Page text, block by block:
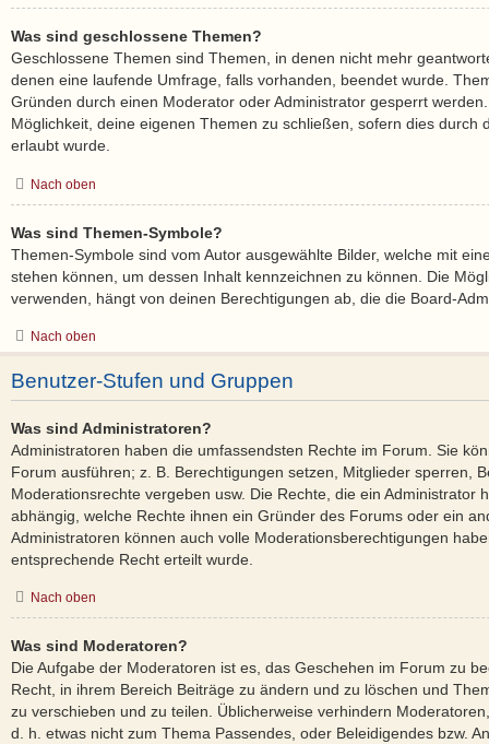
Was sind geschlossene Themen?
Geschlossene Themen sind Themen, in denen nicht mehr
denen eine laufende Umfrage, falls vorhanden, beendet wurde.
Gründen durch einen Moderator oder Administrator gesperrt
Möglichkeit, deine eigenen Themen zu schließen, sofern dies durch
erlaubt wurde.
Nach oben
Was sind Themen-Symbole?
Themen-Symbole sind vom Autor ausgewählte Bilder, welche mit
stehen können, um dessen Inhalt kennzeichnen zu können. Die
verwenden, hängt von deinen Berechtigungen ab, die die Board-
Nach oben
Benutzer-Stufen und Gruppen
Was sind Administratoren?
Administratoren haben die umfassendsten Rechte im Forum. Sie
Forum ausführen; z. B. Berechtigungen setzen, Mitglieder sperren,
Moderationsrechte vergeben usw. Die Rechte, die ein Administrator
abhängig, welche Rechte ihnen ein Gründer des Forums oder ein
Administratoren können auch volle Moderationsberechtigungen
entsprechende Recht erteilt wurde.
Nach oben
Was sind Moderatoren?
Die Aufgabe der Moderatoren ist es, das Geschehen im Forum zu
Recht, in ihrem Bereich Beiträge zu ändern und zu löschen und
zu verschieben und zu teilen. Üblicherweise verhindern
d. h. etwas nicht zum Thema Passendes, oder Beleidigendes bzw.